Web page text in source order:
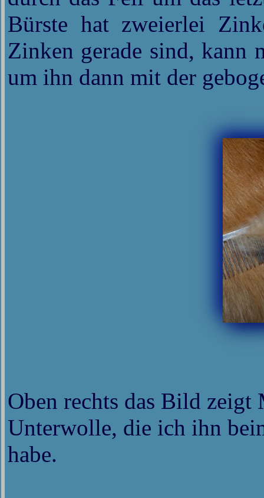
Bürste hat zweierlei
Zinken gerade sind, kann
um ihn dann mit der
Oben rechts das Bild
Unterwolle, die ich ihn
habe.